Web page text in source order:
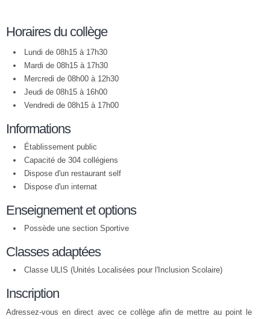
Horaires du collège
Lundi de 08h15 à 17h30
Mardi de 08h15 à 17h30
Mercredi de 08h00 à 12h30
Jeudi de 08h15 à 16h00
Vendredi de 08h15 à 17h00
Informations
Établissement public
Capacité de 304 collégiens
Dispose d'un restaurant self
Dispose d'un internat
Enseignement et options
Possède une section Sportive
Classes adaptées
Classe ULIS (Unités Localisées pour l'Inclusion Scolaire)
Inscription
Adressez-vous en direct avec ce collège afin de mettre au point le